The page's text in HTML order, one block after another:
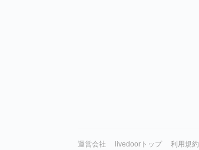
運営会社 livedoorトップ 利用規約